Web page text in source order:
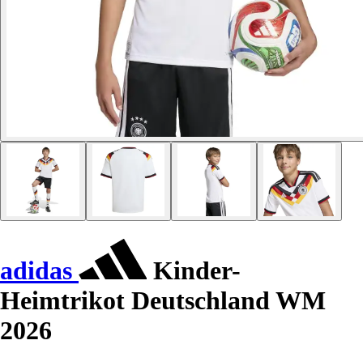
adidas
Kinder-
Heimtrikot Deutschland WM
2026